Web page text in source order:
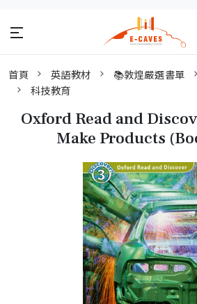
首頁 英語教材 📚敦煌嚴選書單
科技教育
Oxford Read and
Make Products